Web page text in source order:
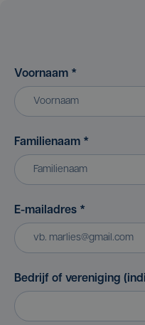
Voornaam *
Familienaam *
E-mailadres *
Bedrijf of vereniging